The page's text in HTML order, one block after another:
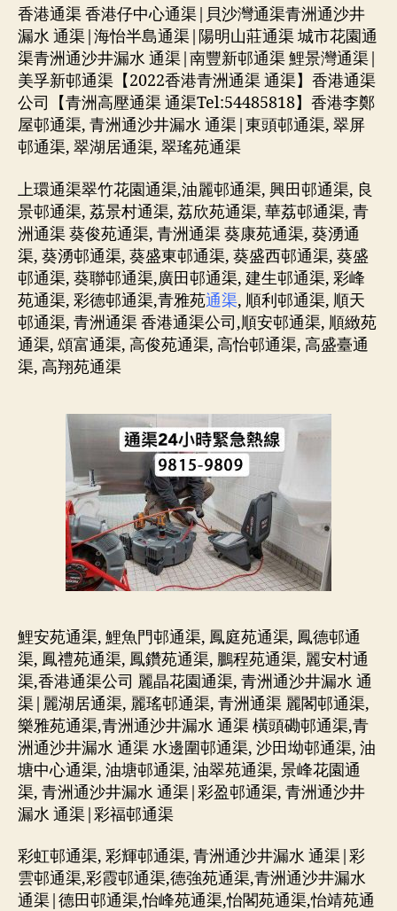
香港通渠 香港仔中心通渠|貝沙灣通渠青洲通沙井
漏水 通渠|海怡半島通渠|陽明山莊通渠 城市花園通
渠青洲通沙井漏水 通渠|南豐新邨通渠 鯉景灣通渠|
美孚新邨通渠【2022香港青洲通渠 通渠】香港通渠
公司【青洲高壓通渠 通渠Tel:54485818】香港李鄭
屋邨通渠, 青洲通沙井漏水 通渠|東頭邨通渠, 翠屏
邨通渠, 翠湖居通渠, 翠瑤苑通渠
上環通渠翠竹花園通渠,油麗邨通渠, 興田邨通渠, 良
景邨通渠, 荔景村通渠, 荔欣苑通渠, 華荔邨通渠, 青
洲通渠 葵俊苑通渠, 青洲通渠 葵康苑通渠, 葵湧通
渠, 葵湧邨通渠, 葵盛東邨通渠, 葵盛西邨通渠, 葵盛
邨通渠, 葵聯邨通渠,廣田邨通渠, 建生邨通渠, 彩峰
苑通渠, 彩德邨通渠,青雅苑通渠, 順利邨通渠, 順天
邨通渠, 青洲通渠 香港通渠公司,順安邨通渠, 順緻苑
通渠, 頌富通渠, 高俊苑通渠, 高怡邨通渠, 高盛臺通
渠, 高翔苑通渠
鯉安苑通渠, 鯉魚門邨通渠, 鳳庭苑通渠, 鳳德邨通
渠, 鳳禮苑通渠, 鳳鑽苑通渠, 鵬程苑通渠, 麗安村通
渠,香港通渠公司 麗晶花園通渠, 青洲通沙井漏水 通
渠|麗湖居通渠, 麗瑤邨通渠, 青洲通渠 麗閣邨通渠,
樂雅苑通渠,青洲通沙井漏水 通渠 橫頭磡邨通渠,青
洲通沙井漏水 通渠 水邊圍邨通渠, 沙田坳邨通渠, 油
塘中心通渠, 油塘邨通渠, 油翠苑通渠, 景峰花園通
渠, 青洲通沙井漏水 通渠|彩盈邨通渠, 青洲通沙井
漏水 通渠|彩福邨通渠
彩虹邨通渠, 彩輝邨通渠, 青洲通沙井漏水 通渠|彩
雲邨通渠,彩霞邨通渠,德強苑通渠,青洲通沙井漏水
通渠|德田邨通渠,怡峰苑通渠,怡閣苑通渠,怡靖苑通